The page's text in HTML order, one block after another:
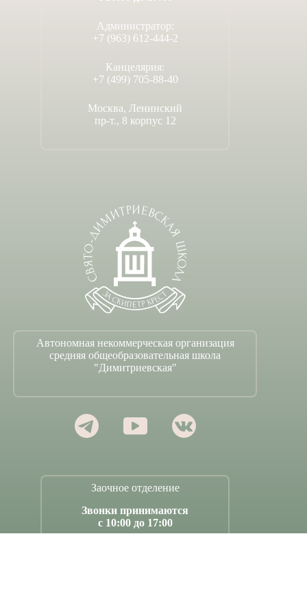
Администратор:
+7 (963) 612-444-2
Канцелярия:
+7 (499) 705-88-40
Москва, Ленинский
пр-т., 8 корпус 12
Автономная некоммерческая организация
средняя общеобразовательная школа
"Димитриевская"
Заочное отделение
Звонки принимаются
с 10:00 до 17:00